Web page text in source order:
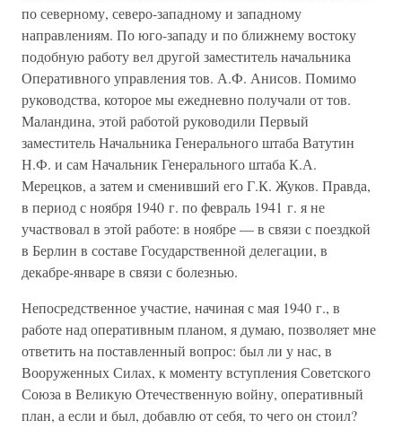
по северному, северо-западному и западному
направлениям. По юго-западу и по ближнему востоку
подобную работу вел другой заместитель начальника
Оперативного управления тов. А.Ф. Анисов. Помимо
руководства, которое мы ежедневно получали от тов.
Маландина, этой работой руководили Первый
заместитель Начальника Генерального штаба Ватутин
Н.Ф. и сам Начальник Генерального штаба К.А.
Мерецков, а затем и сменивший его Г.К. Жуков. Правда,
в период с ноября 1940 г. по февраль 1941 г. я не
участвовал в этой работе: в ноябре — в связи с поездкой
в Берлин в составе Государственной делегации, в
декабре-январе в связи с болезнью.
Непосредственное участие, начиная с мая 1940 г., в
работе над оперативным планом, я думаю, позволяет мне
ответить на поставленный вопрос: был ли у нас, в
Вооруженных Силах, к моменту вступления Советского
Союза в Великую Отечественную войну, оперативный
план, а если и был, добавлю от себя, то чего он стоил?